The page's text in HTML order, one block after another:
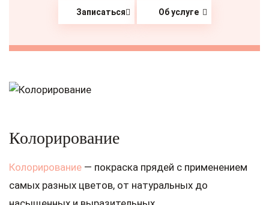
Записаться Об услуге
Колорирование
Колорирование — покраска прядей с применением
самых разных цветов, от натуральных до